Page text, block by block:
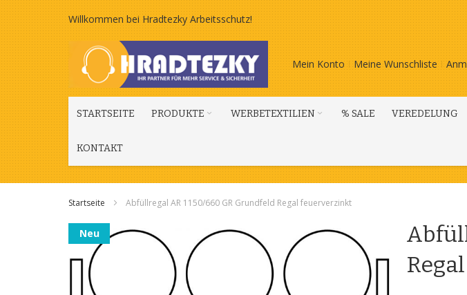
Zum
Inhalt
springen
Willkommen bei Hradtezky Arbeitsschutz!
Mein Konto Meine Wunschliste
STARTSEITE PRODUKTE WERBETEXTILIEN % SALE VEREDELUNG
KONTAKT
Startseite Abfüllregal AR 1150/660 GR Grundfeld Regal feuerverzinkt
Zum
Ende
der
Bildgalerie
springen
Neu